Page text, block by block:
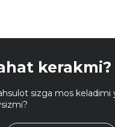
kerakmi?
sizga mos keladimi